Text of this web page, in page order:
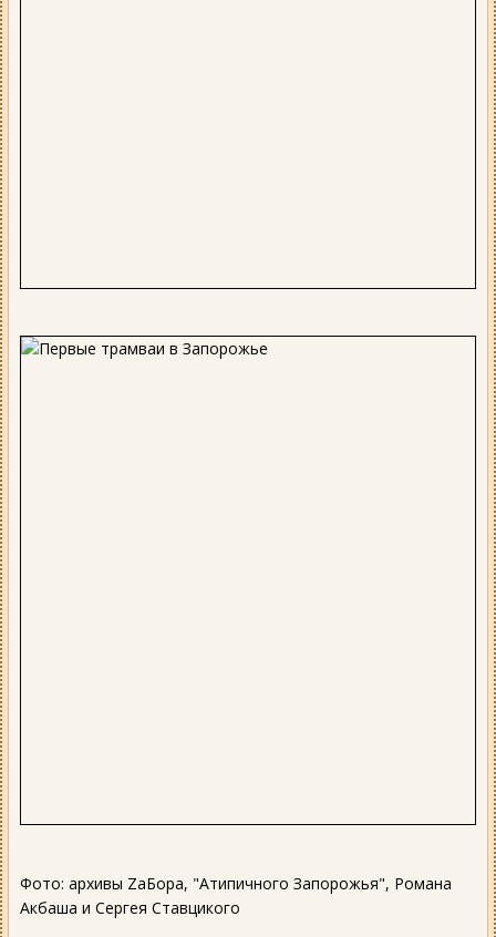
Фото: архивы ZаБора, "Атипичного Запорожья", Романа
Акбаша и Сергея Ставцикого